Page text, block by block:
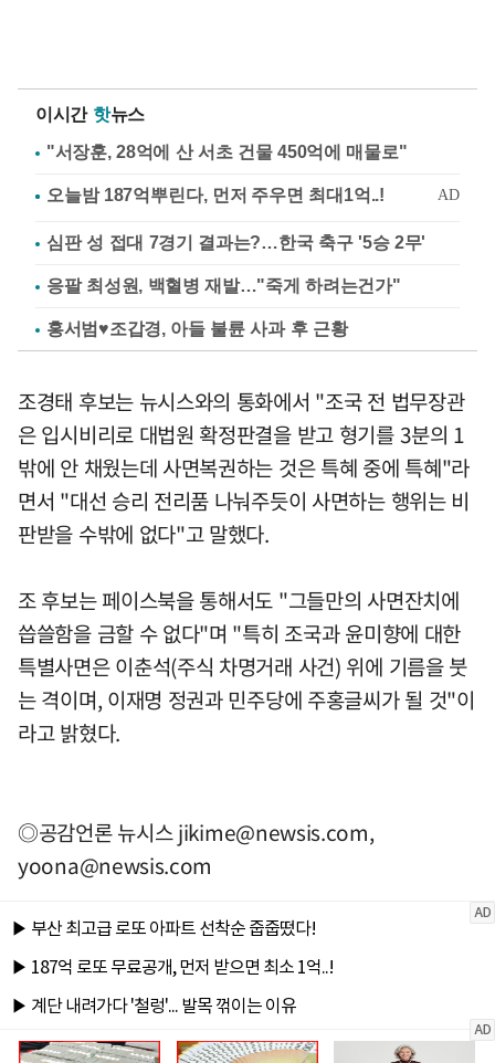
이시간 핫뉴스
"서장훈, 28억에 산 서초 건물 450억에 매물로"
심판 성 접대 7경기 결과는?…한국 축구 '5승 2무'
응팔 최성원, 백혈병 재발…"죽게 하려는건가"
홍서범♥조갑경, 아들 불륜 사과 후 근황
조경태 후보는 뉴시스와의 통화에서 "조국 전 법무장관
은 입시비리로 대법원 확정판결을 받고 형기를 3분의 1
밖에 안 채웠는데 사면복권하는 것은 특혜 중에 특혜"라
면서 "대선 승리 전리품 나눠주듯이 사면하는 행위는 비
판받을 수밖에 없다"고 말했다.
조 후보는 페이스북을 통해서도 "그들만의 사면잔치에
씁쓸함을 금할 수 없다"며 "특히 조국과 윤미향에 대한
특별사면은 이춘석(주식 차명거래 사건) 위에 기름을 붓
는 격이며, 이재명 정권과 민주당에 주홍글씨가 될 것"이
라고 밝혔다.
◎공감언론 뉴시스jikime@newsis.com,
yoona@newsis.com